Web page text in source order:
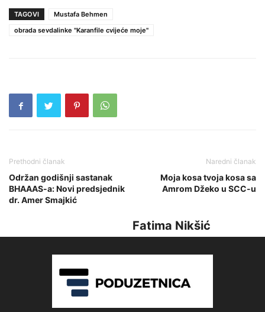
TAGOVI
Mustafa Behmen
obrada sevdalinke "Karanfile cvijeće moje"
Prethodni članak
Održan godišnji sastanak
BHAAAS-a: Novi predsjednik
dr. Amer Smajkić
Naredni članak
Moja kosa tvoja kosa sa
Amrom Džeko u SCC-u
Fatima Nikšić